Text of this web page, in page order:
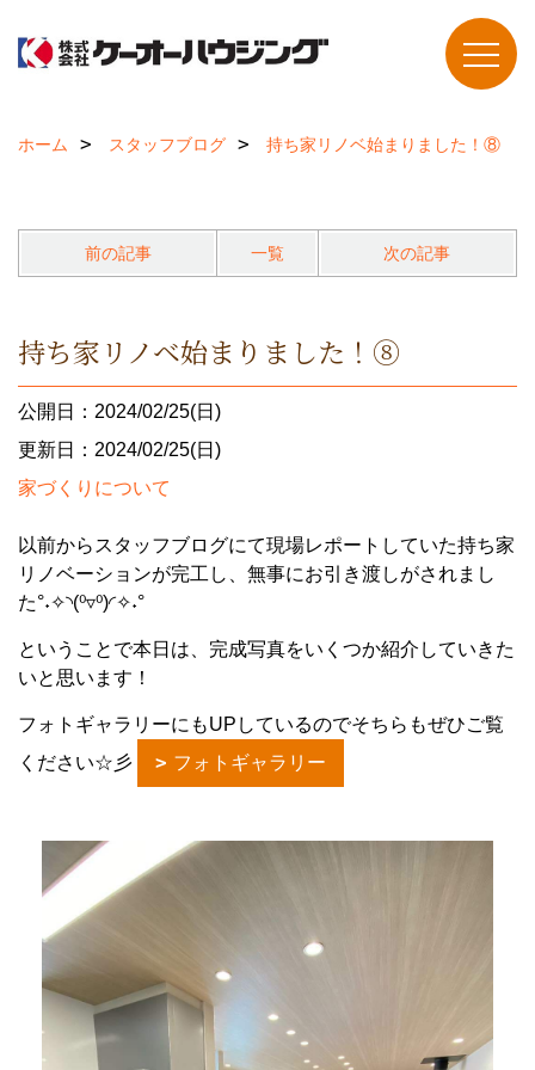
ホーム スタッフブログ 持ち家リノベ始まりました！⑧
前の記事 一覧 次の記事
持ち家リノベ始まりました！⑧
公開日：2024/02/25(日)
更新日：2024/02/25(日)
家づくりについて
以前からスタッフブログにて現場レポートしていた持ち家
リノベーションが完工し、無事にお引き渡しがされまし
た°˖✧◝(⁰▿⁰)◜✧˖°
ということで本日は、完成写真をいくつか紹介していきた
いと思います！
フォトギャラリーにもUPしているのでそちらもぜひご覧
ください☆彡
フォトギャラリー